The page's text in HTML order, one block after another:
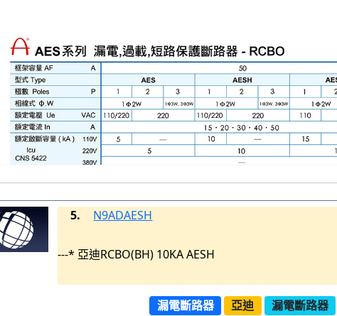
5. N9ADAESH
---* 亞迪RCBO(BH) 10KA AESH
漏電斷路器 亞迪 漏電斷路器